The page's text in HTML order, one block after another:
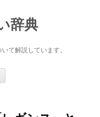
辞典
て解説しています。